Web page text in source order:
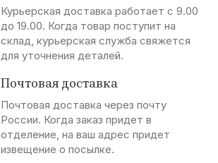
Курьерская доставка работает с 9.00
до 19.00. Когда товар поступит на
склад, курьерская служба свяжется
для уточнения деталей.
Почтовая доставка
Почтовая доставка через почту
России. Когда заказ придет в
отделение, на ваш адрес придет
извещение о посылке.